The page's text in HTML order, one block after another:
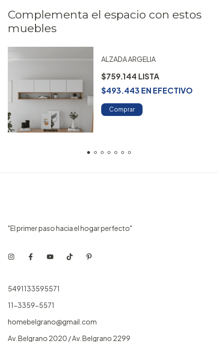
Complementa el espacio con estos
muebles
ALZADA ARGELIA
$759.144
$493.443 ENEFECTIVO
Comprar
"El primer paso hacia el hogar perfecto"
5491133595571
11-3359-5571
homebelgrano@gmail.com
Av. Belgrano 2020 / Av. Belgrano 2299